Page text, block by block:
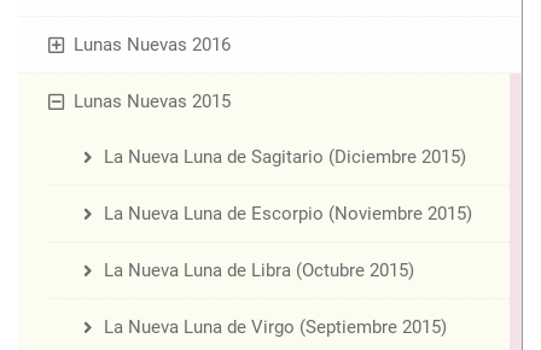
Lunas Nuevas 2016
Lunas Nuevas 2015
La Nueva Luna de Sagitario (Diciembre 2015)
La Nueva Luna de Escorpio (Noviembre 2015)
La Nueva Luna de Libra (Octubre 2015)
La Nueva Luna de Virgo (Septiembre 2015)